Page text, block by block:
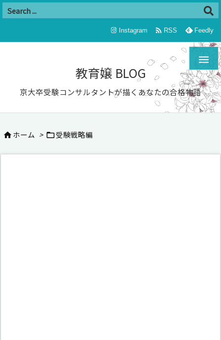
教育嬢 BLOG
京大卒受験コンサルタントが描くあなたの合格物語

Instagram  RSS Feedly
 ホーム > 受験戦略編